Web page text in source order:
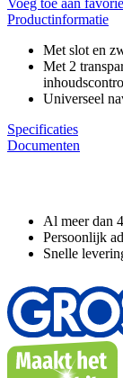
Productinformatie
Met slot en
Met 2
Universeel
Specificaties
Documenten
Al meer dan
Persoonlijk
Snelle